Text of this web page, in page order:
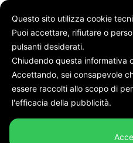
Cronaca
Questo sito utilizza cookie
Puoi accettare, rifiutare o
pulsanti desiderati.
Chiudendo questa informativa
Accettando, sei consapevole
essere raccolti allo scopo di
l'efficacia della pubblicità.